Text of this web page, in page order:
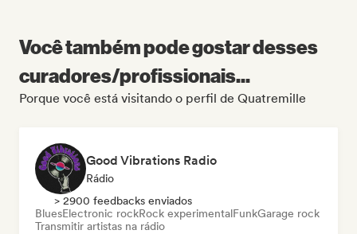
Você também pode gostar desses
curadores/profissionais...
Porque você está visitando o perfil de Quatremille
Good Vibrations Radio
Rádio
> 2900 feedbacks enviados
BluesElectronic rockRock experimentalFunkGarage rock
Transmitir artistas na rádio